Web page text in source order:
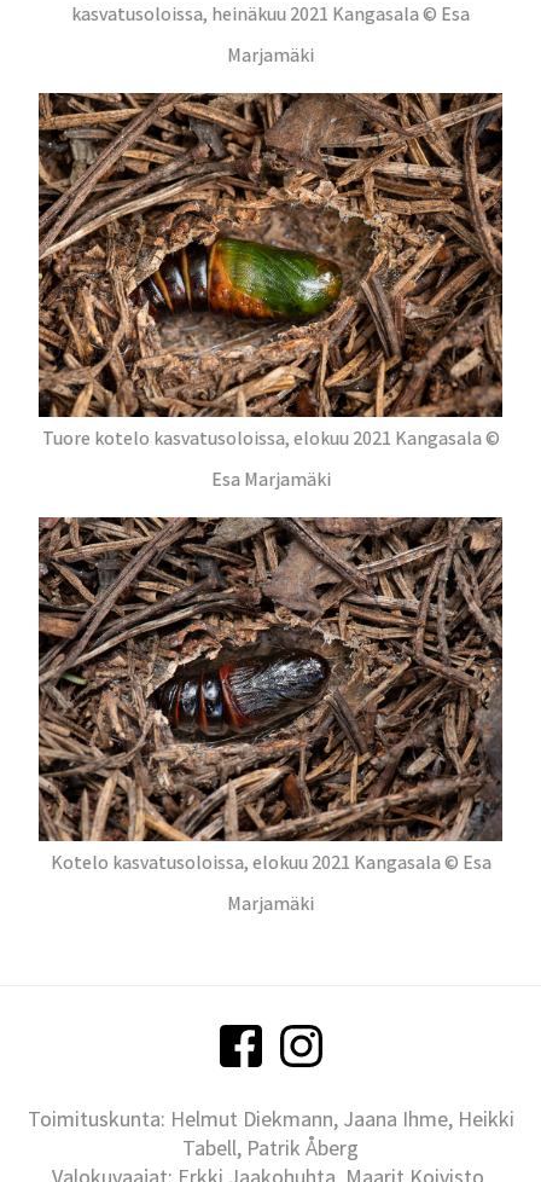
kasvatusoloissa, heinäkuu 2021 Kangasala © Esa
Marjamäki
Tuore kotelo kasvatusoloissa, elokuu 2021 Kangasala ©
Esa Marjamäki
Kotelo kasvatusoloissa, elokuu 2021 Kangasala © Esa
Marjamäki
Toimituskunta: Helmut Diekmann, Jaana Ihme, Heikki
Tabell, Patrik Åberg